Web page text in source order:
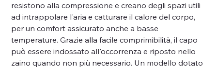
resistono alla compressione e creano degli spazi utili
ad intrappolare l'aria e catturare il calore del corpo,
per un comfort assicurato anche a basse
temperature. Grazie alla facile comprimibilità, il capo
può essere indossato all'occorrenza e riposto nello
zaino quando non più necessario. Un modello dotato